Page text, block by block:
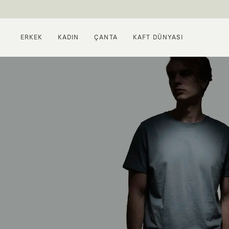
ERKEK KADIN ÇANTA KAFT DÜNYASI